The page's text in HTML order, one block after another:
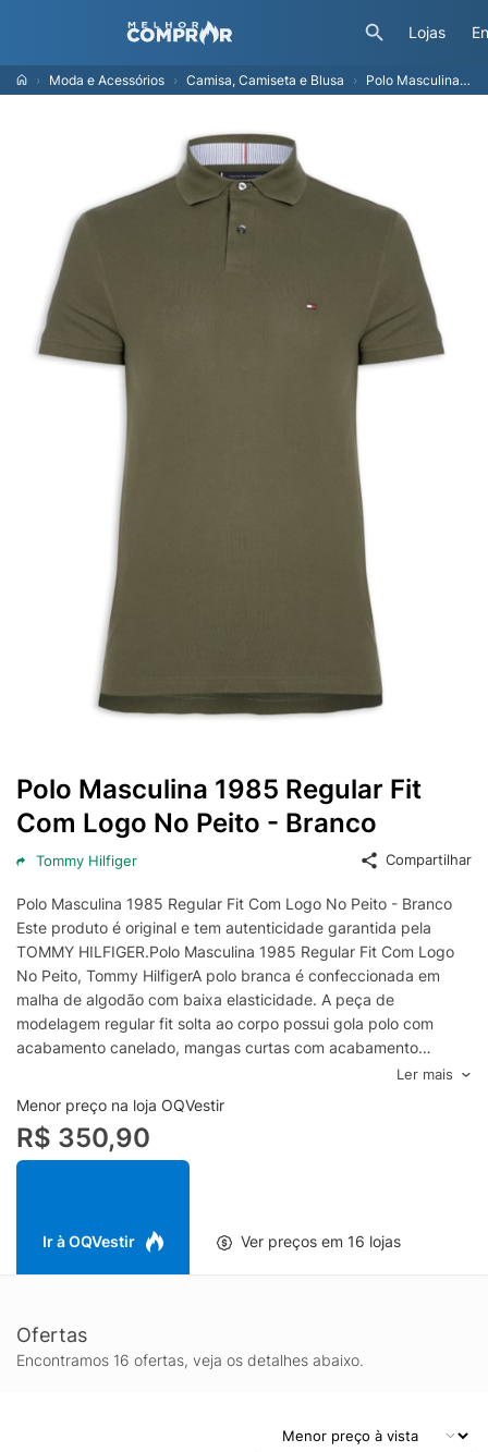
Lojas
Moda e Acessórios Camisa, Camiseta e Blusa Polo Masculina 1985 Regular Fit Com Logo No Peito - Branco
Polo Masculina 1985 Regular Fit
Com Logo No Peito - Branco
Tommy Hilfiger Compartilhar
Polo Masculina 1985 Regular Fit Com Logo No Peito - Branco
Este produto é original e tem autenticidade garantida pela
TOMMY HILFIGER.Polo Masculina 1985 Regular Fit Com Logo
No Peito, Tommy HilfigerA polo branca é confeccionada em
malha de algodão com baixa elasticidade. A peça de
modelagem regular fit solta ao corpo possui gola polo com
acabamento canelado, mangas curtas com acabamento
dobrado, ombros regulares, padronagem listrada em cor
contrastante, logo da marca bordado na altura do tórax,
pequenas fendas laterais e fechamento frontal por botões.-
Malha de algodão- Baixa elasticidade- Modelagem regular fit-
Gola polo- Mangas curtas- Padronagem listrada- Logo bordado
máquinaComposição: 96% Algodão, 4% ElastanoCor:
Ler mais
Menor preço na loja OQVestir
R$ 350,90
Ir à OQVestir Ver preços em 16 lojas
Ofertas
Encontramos 16 ofertas, veja os detalhes abaixo.